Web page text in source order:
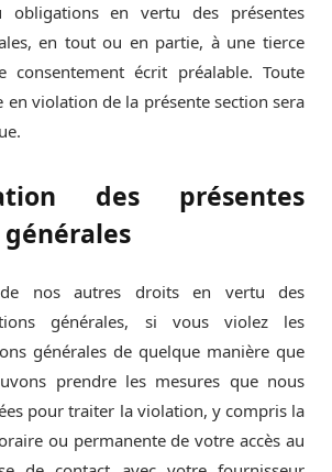
en vertu des présentes
en tout ou en partie, à une tierce
consentement écrit préalable. Toute
en violation de la présente section sera
des présentes
de nos autres droits en vertu des
générales, si vous violez les
générales de quelque manière que
prendre les mesures que nous
pour traiter la violation, y compris la
ou permanente de votre accès au